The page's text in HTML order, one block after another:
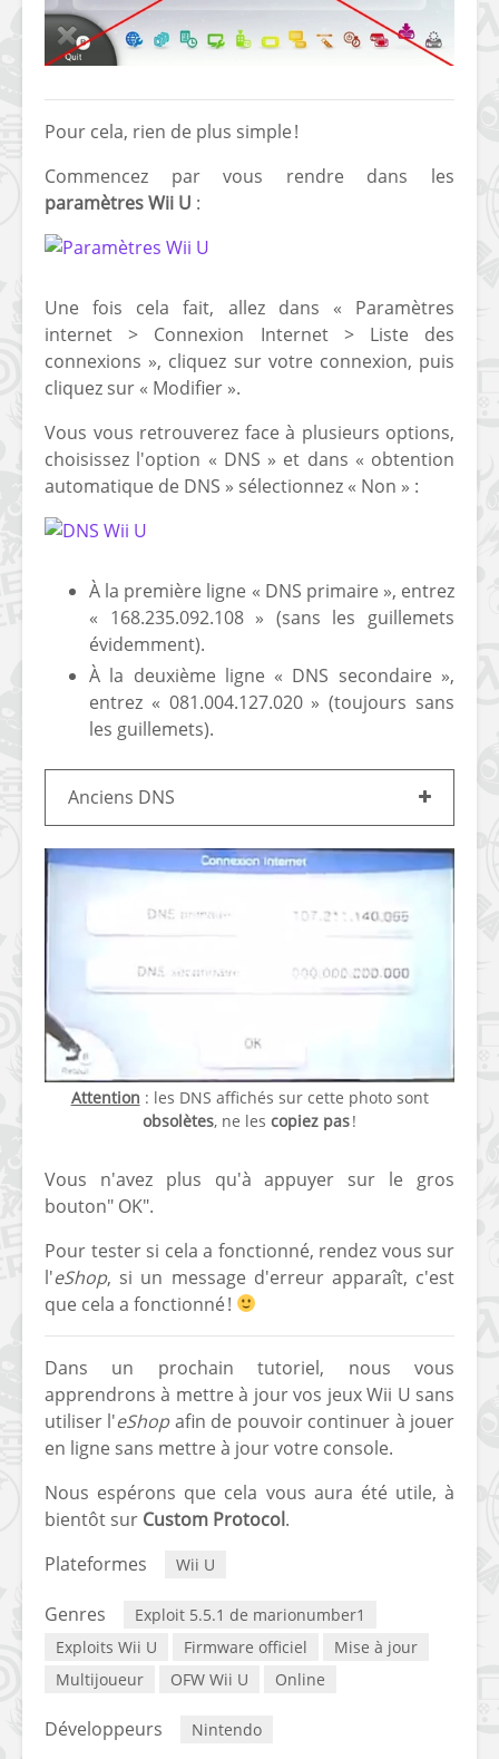
Pour cela, rien de plus simple !
Commencez par vous rendre dans les
paramètres Wii U :
Une fois cela fait, allez dans « Paramètres
internet > Connexion Internet > Liste des
connexions », cliquez sur votre connexion, puis
cliquez sur « Modifier ».
Vous vous retrouverez face à plusieurs options,
choisissez l'option « DNS » et dans « obtention
automatique de DNS » sélectionnez « Non » :
À la première ligne « DNS primaire », entrez
« 168.235.092.108 » (sans les guillemets
évidemment).
À la deuxième ligne « DNS secondaire »,
entrez « 081.004.127.020 » (toujours sans
les guillemets).
Anciens DNS
Attention : les DNS affichés sur cette photo sont
obsolètes, ne les copiez pas!
Vous n'avez plus qu'à appuyer sur le gros
bouton" OK".
Pour tester si cela a fonctionné, rendez vous sur
l'eShop, si un message d'erreur apparaît, c'est
que cela a fonctionné !
Dans un prochain tutoriel, nous vous
apprendrons à mettre à jour vos jeux Wii U sans
utiliser l'eShopafin de pouvoir continuer à jouer
en ligne sans mettre à jour votre console.
Nous espérons que cela vous aura été utile, à
bientôt sur Custom Protocol.
Plateformes
Wii U
Genres
Exploit 5.5.1 de marionumber1
Exploits Wii U
Firmware officiel
Mise à jour
Multijoueur
OFW Wii U Online
Développeurs Nintendo
désormais
possible avec Baryon
[PS4] TUTO - Hacker
en 6.72
fameux jailbreak pour
6.72 / 7.02
[Vita] La team CBPS
vidéo une flopée de
nouveaux projets
[Switch]
prévoir
[3DS]
qui fête